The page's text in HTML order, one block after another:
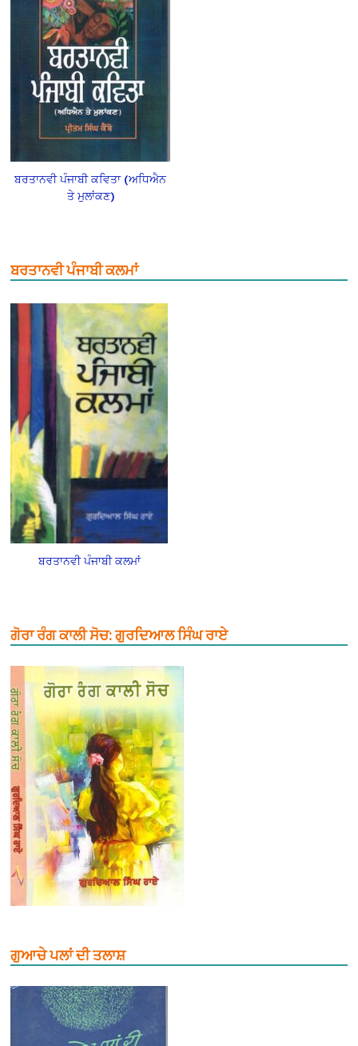
ਬਰਤਾਨਵੀ ਪੰਜਾਬੀ ਕਵਿਤਾ (ਅਧਿਐਨ
ਤੇ ਮੁਲਾਂਕਣ)
ਬਰਤਾਨਵੀ ਪੰਜਾਬੀ ਕਲਮਾਂ
ਬਰਤਾਨਵੀ ਪੰਜਾਬੀ ਕਲਮਾਂ
ਗੋਰਾ ਰੰਗ ਕਾਲੀ ਸੋਚ: ਗੁਰਦਿਆਲ ਸਿੰਘ ਰਾਏ
ਗੁਆਚੇ ਪਲਾਂ ਦੀ ਤਲਾਸ਼